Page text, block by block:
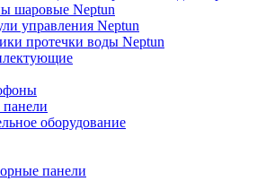
шаровые Neptun
управления Neptun
протечки воды Neptun
оборудование
панели